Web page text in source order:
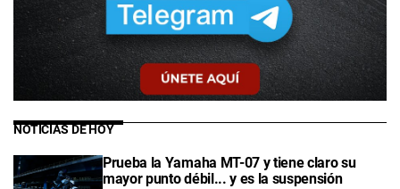
NOTICIAS DE HOY
Prueba la Yamaha MT-07 y tiene claro su
mayor punto débil... y es la suspensión